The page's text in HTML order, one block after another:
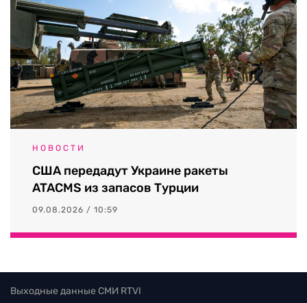
НОВОСТИ
США передадут Украине ракеты
ATACMS из запасов Турции
09.08.2026 / 10:59
Выходные данные СМИ RTVI